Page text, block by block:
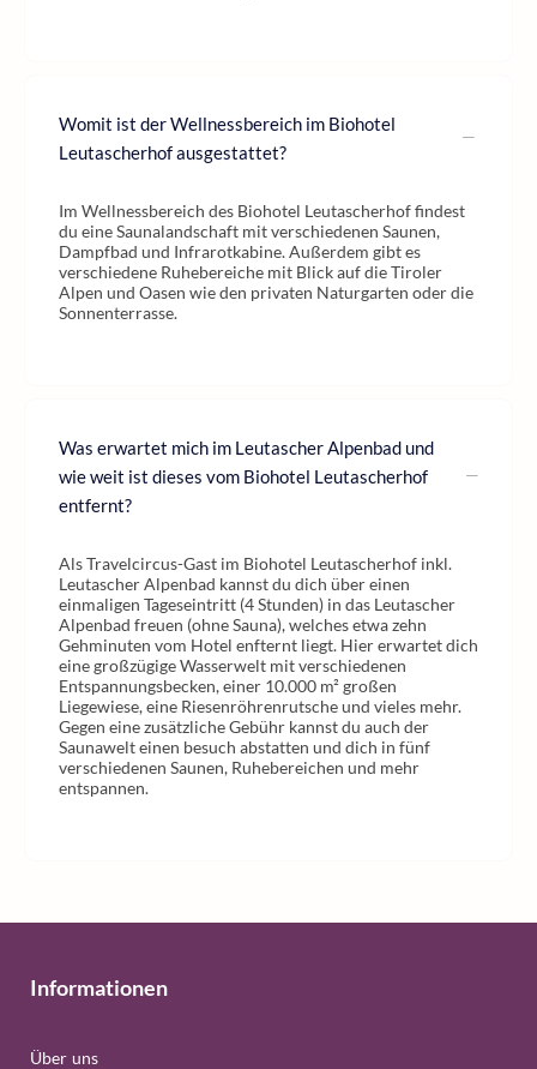
Womit ist der Wellnessbereich im Biohotel
Leutascherhof ausgestattet?
Im Wellnessbereich des Biohotel Leutascherhof findest
du eine Saunalandschaft mit verschiedenen Saunen,
Dampfbad und Infrarotkabine. Außerdem gibt es
verschiedene Ruhebereiche mit Blick auf die Tiroler
Alpen und Oasen wie den privaten Naturgarten oder die
Sonnenterrasse.
Was erwartet mich im Leutascher Alpenbad und
wie weit ist dieses vom Biohotel Leutascherhof
entfernt?
Als Travelcircus-Gast im Biohotel Leutascherhof inkl.
Leutascher Alpenbad kannst du dich über einen
einmaligen Tageseintritt (4 Stunden) in das Leutascher
Alpenbad freuen (ohne Sauna), welches etwa zehn
Gehminuten vom Hotel enfternt liegt. Hier erwartet dich
eine großzügige Wasserwelt mit verschiedenen
Entspannungsbecken, einer 10.000 m² großen
Liegewiese, eine Riesenröhrenrutsche und vieles mehr.
Gegen eine zusätzliche Gebühr kannst du auch der
Saunawelt einen besuch abstatten und dich in fünf
verschiedenen Saunen, Ruhebereichen und mehr
entspannen.
Informationen
Über uns